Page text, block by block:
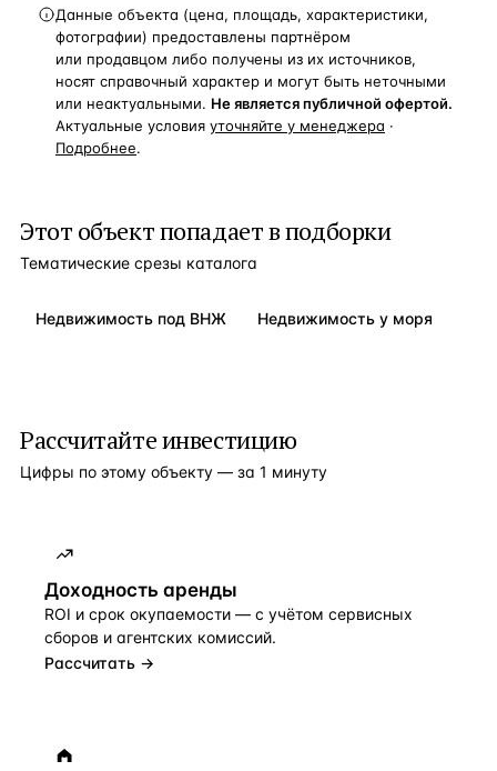
Данные объекта (цена, площадь, характеристики,
фотографии) предоставлены партнёром
или продавцом либо получены из их источников,
носят справочный характер и могут быть неточными
или неактуальными. Не является публичной офертой.
Актуальные условия уточняйте у менеджера ·
Подробнее.
Этот объект попадает в подборки
Тематические срезы каталога
Недвижимость под ВНЖ Недвижимость у моря
Рассчитайте инвестицию
Цифры по этому объекту — за 1 минуту
Доходность аренды
ROI и срок окупаемости — с учётом сервисных
сборов и агентских комиссий.
Рассчитать →